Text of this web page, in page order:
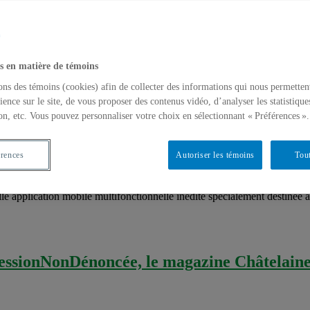
native, ont une facilité à utiliser les TIC (technologies de
s’est demandé s’il fallait adapter le modèle
dépressif et du suicidaire, l’application
,Santé mentale
un allié du thérapeute et un ami secourable du dépressif et du
application mobile multifonctionnelle inédite spécialement destinée
le magazine
en matière de témoins
des témoins (cookies) afin de collecter des informations qui nous
sur le site, de vous proposer des contenus vidéo, d’analyser les
etc. Vous pouvez personnaliser votre choix en sélectionnant « Préférences ».
Autoriser les témoins